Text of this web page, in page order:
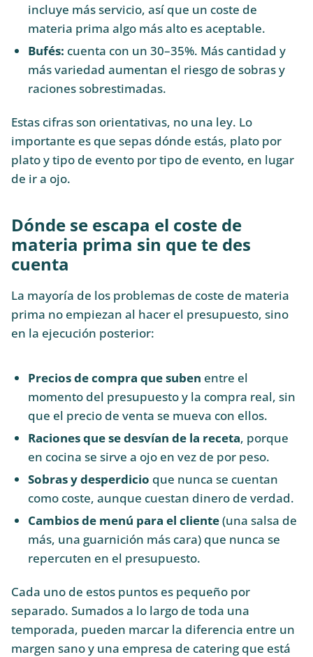
incluye más servicio, así que un coste de
materia prima algo más alto es aceptable.
Bufés: cuenta con un 30–35%. Más cantidad y
más variedad aumentan el riesgo de sobras y
raciones sobrestimadas.
Estas cifras son orientativas, no una ley. Lo
importante es que sepas dónde estás, plato por
plato y tipo de evento por tipo de evento, en lugar
de ir a ojo.
Dónde se escapa el coste de
materia prima sin que te des
cuenta
La mayoría de los problemas de coste de materia
prima no empiezan al hacer el presupuesto, sino
en la ejecución posterior:
Precios de compra que suben entre el
momento del presupuesto y la compra real, sin
que el precio de venta se mueva con ellos.
Raciones que se desvían de la receta, porque
en cocina se sirve a ojo en vez de por peso.
Sobras y desperdicio que nunca se cuentan
como coste, aunque cuestan dinero de verdad.
Cambios de menú para el cliente(una salsa de
más, una guarnición más cara) que nunca se
repercuten en el presupuesto.
Cada uno de estos puntos es pequeño por
separado. Sumados a lo largo de toda una
temporada, pueden marcar la diferencia entre un
margen sano y una empresa de catering que está